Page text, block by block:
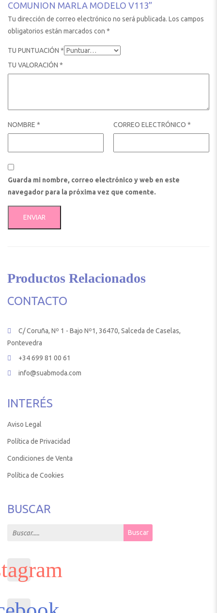
COMUNION MARLA MODELO V113”
Tu dirección de correo electrónico no será publicada. Los campos
obligatorios están marcados con *
TU PUNTUACIÓN *
TU VALORACIÓN *
NOMBRE * CORREO ELECTRÓNICO *
Guarda mi nombre, correo electrónico y web en este
navegador para la próxima vez que comente.
Productos Relacionados
CONTACTO
C/ Coruña, Nº 1 - Bajo Nº1, 36470, Salceda de Caselas,
Pontevedra
+34 699 81 00 61
info@suabmoda.com
INTERÉS
Aviso Legal
Política de Privacidad
Condiciones de Venta
Política de Cookies
BUSCAR
Search for: Buscar